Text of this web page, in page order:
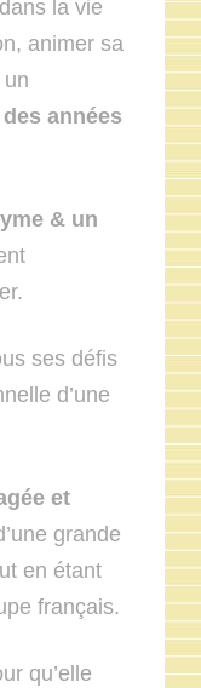
la vie
animer sa
années
& un
ses défis
d’une
et
grande
en étant
français.
qu’elle